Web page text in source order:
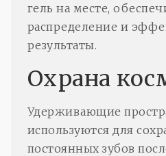
гель на месте,
распределение и
результаты.
Охрана
Удерживающие
используются для
постоянных зубов